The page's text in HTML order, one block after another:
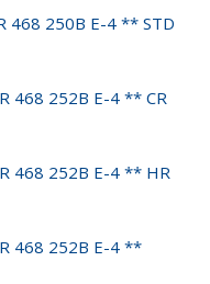
468 250B E-4 ** STD
468 252B E-4 ** CR
468 252B E-4 ** HR
468 252B E-4 **